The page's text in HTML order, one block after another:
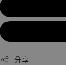
分享